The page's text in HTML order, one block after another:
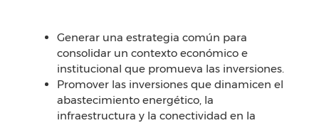
Generar una estrategia común para
consolidar un contexto económico e
institucional que promueva las inversiones.
Promover las inversiones que dinamicen el
abastecimiento energético, la
infraestructura y la conectividad en la